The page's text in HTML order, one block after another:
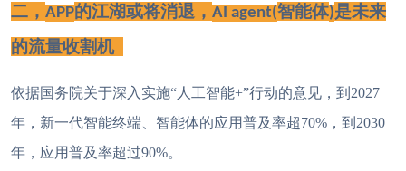
二， APP的江湖或将消退， AI agent(智能体)是未来
的流量收割机
依据国务院关于深入实施“人工智能+”行动的意见 ， 到 2027
年，新一代智能终端、智能体的应用普及率超70% ， 到 2030
年，应用普及率超过90%。